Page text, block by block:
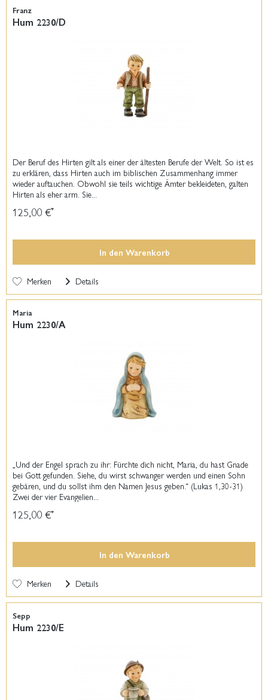
Franz
Hum 2230/D
Der Beruf des Hirten gilt als einer der ältesten Berufe der Welt. So ist es
zu erklären, dass Hirten auch im biblischen Zusammenhang immer
wieder auftauchen. Obwohl sie teils wichtige Ämter bekleideten, galten
Hirten als eher arm. Sie...
125,00 €*
In den Warenkorb
Merken Details
Maria
Hum 2230/A
„Und der Engel sprach zu ihr: Fürchte dich nicht, Maria, du hast Gnade
bei Gott gefunden. Siehe, du wirst schwanger werden und einen Sohn
gebären, und du sollst ihm den Namen Jesus geben.“ (Lukas 1,30-31)
Zwei der vier Evangelien...
125,00 €*
In den Warenkorb
Merken Details
Sepp
Hum 2230/E